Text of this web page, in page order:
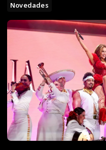
Novedades